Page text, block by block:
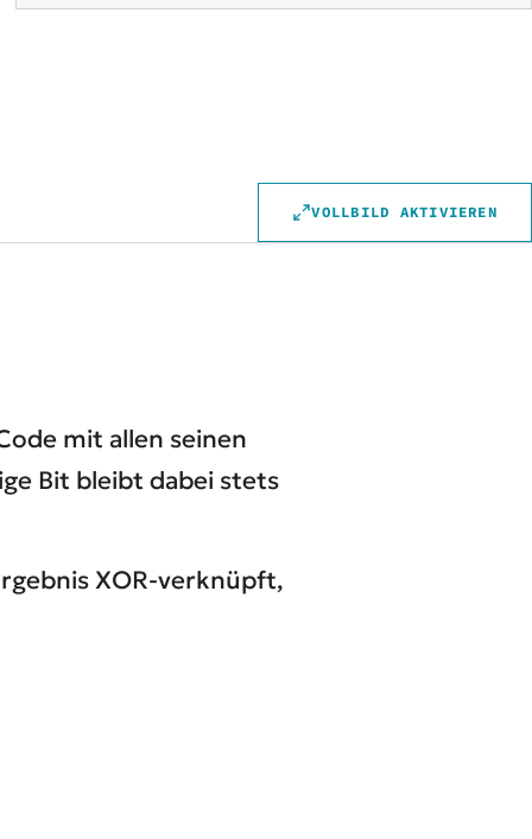
VOLLBILD AKTIVIEREN
mit allen seinen
Bit bleibt dabei stets
XOR-verknüpft,